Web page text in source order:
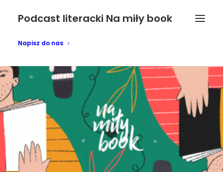
Podcast literacki Na miły book
Napisz do nas